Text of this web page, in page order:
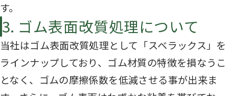
す。
3. ゴム表面改質処理について
当社はゴム表面改質処理として「スベラックス」を
ラインナップしており、ゴム材質の特徴を損なうこ
となく、ゴムの摩擦係数を低減させる事が出来ま